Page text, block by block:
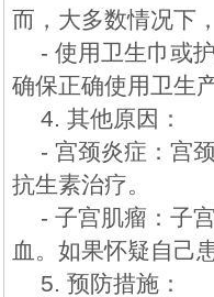
而，大多数情况下
- 使用卫生巾或
确保正确使用卫生
4. 其他原因：
- 宫颈炎症：宫
抗生素治疗。
- 子宫肌瘤：子
血。如果怀疑自己
5. 预防措施：